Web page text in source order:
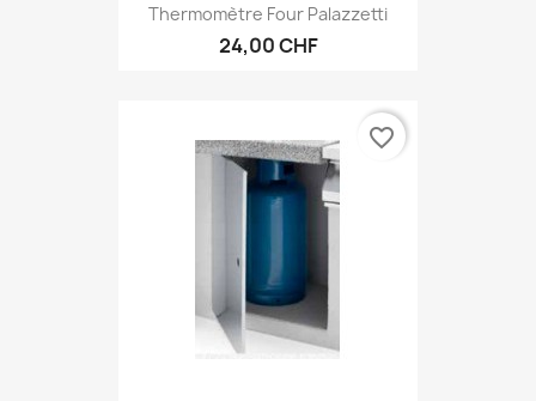
Thermomètre Four Palazzetti
24,00 CHF
favorite_border